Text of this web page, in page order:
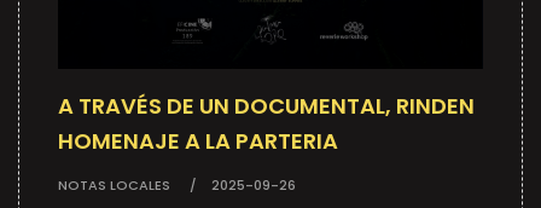
A TRAVÉS DE UN DOCUMENTAL, RINDEN
HOMENAJE A LA PARTERIA
NOTAS LOCALES 2025-09-26